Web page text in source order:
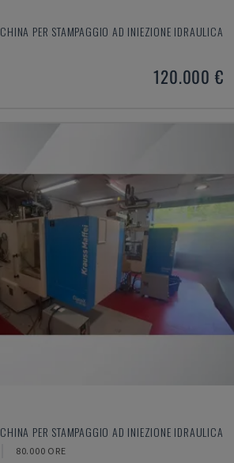
PER STAMPAGGIO AD INIEZIONE IDRAULICA
120.000 €
PER STAMPAGGIO AD INIEZIONE IDRAULICA
80.000 ORE